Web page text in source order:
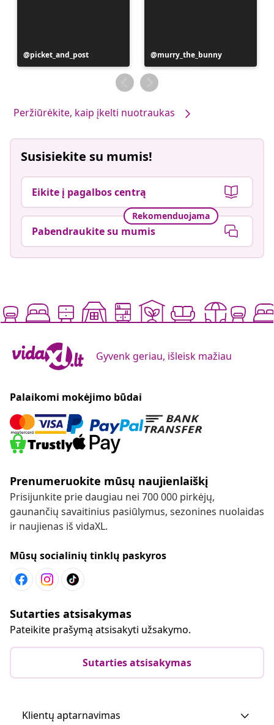
Įrašą
paskelbė
picket_and_post
Įrašą
paskelbė
murry_the_bunny
Peržiūrėkite, kaip įkelti nuotraukas
Susisiekite su mumis!
Eikite į pagalbos centrą
Rekomenduojama
Pabendraukite su mumis
Gyvenk geriau, išleisk mažiau
Palaikomi mokėjimo būdai
Prenumeruokite mūsų naujienlaiškį
Prisijunkite prie daugiau nei 700 000 pirkėjų,
gaunančių savaitinius pasiūlymus, sezonines nuolaidas
ir naujienas iš vidaXL.
Mūsų socialinių tinklų paskyros
Sutarties atsisakymas
Pateikite prašymą atsisakyti užsakymo.
Sutarties atsisakymas
Klientų aptarnavimas